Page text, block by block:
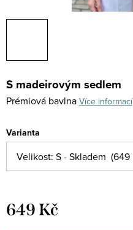
S madeirovým sedlem
Prémiová bavlna Více informací
Varianta
649 Kč